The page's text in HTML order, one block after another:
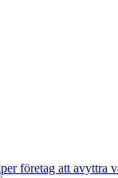
företag att avyttra